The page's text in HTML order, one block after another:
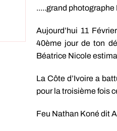
.....grand
Aujourd’hui 11
40ème jour de ton
Béatrice Nicole
La Côte d’Ivoire a
pour la troisième fois
Feu Nathan Koné dit